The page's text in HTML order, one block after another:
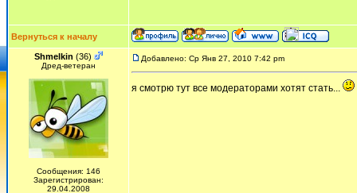
Вернуться к началу
Shmelkin (36)
Дред-ветеран
Сообщения: 146
Зарегистрирован:
29.04.2008
Добавлено: Ср Янв 27, 2010 7:42 pm
я смотрю тут все модераторами хотят стать...